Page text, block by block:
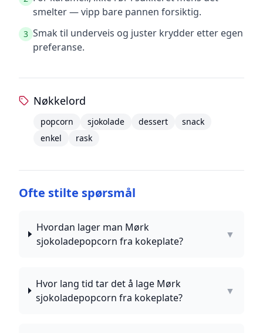
smelter — vipp bare pannen forsiktig.
3 Smak til underveis og juster krydder etter egen
preferanse.
Nøkkelord
popcorn sjokolade dessert
snack
enkel
rask
Ofte stilte spørsmål
Hvordan lager man Mørk
sjokoladepopcorn fra kokeplate?
▼
Hvor lang tid tar det å lage Mørk
sjokoladepopcorn fra kokeplate?
▼